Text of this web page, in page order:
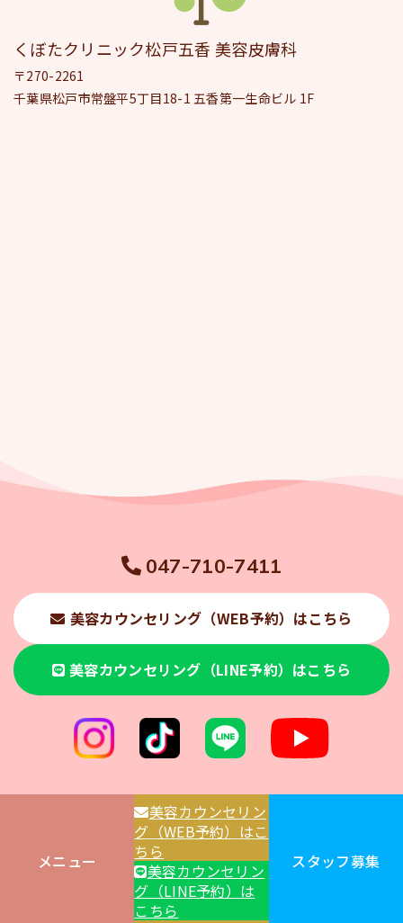
くぼたクリニック松戸五香 美容皮膚科
〒270-2261
千葉県松戸市常盤平5丁目18-1 五香第一生命ビル 1F
047-710-7411
美容カウンセリング（WEB予約）はこちら
美容カウンセリング（LINE予約）はこちら
© 2025 くぼたクリニック松戸五香
メニュー
美容カウンセリン
グ（WEB予約）はこ
ちら
美容カウンセリン
グ（LINE予約）は
こちら
スタッフ募集